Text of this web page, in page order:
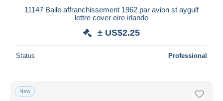
11147 Baile affranchissement 1962 par avion st aygulf
lettre cover eire irlande
± US$2.25
Status Professional
New